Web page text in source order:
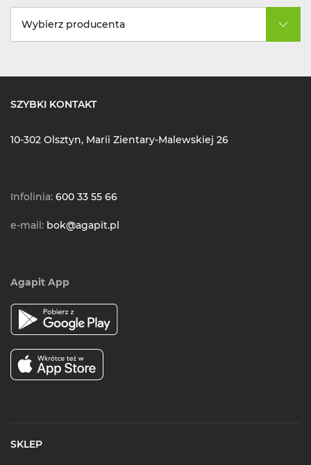
Wybierz producenta
SZYBKI KONTAKT
10-302 Olsztyn, Marii Zientary-Malewskiej 26
Infolinia: 600 33 55 66
e-mail: bok@agapit.pl
Agapit App
SKLEP